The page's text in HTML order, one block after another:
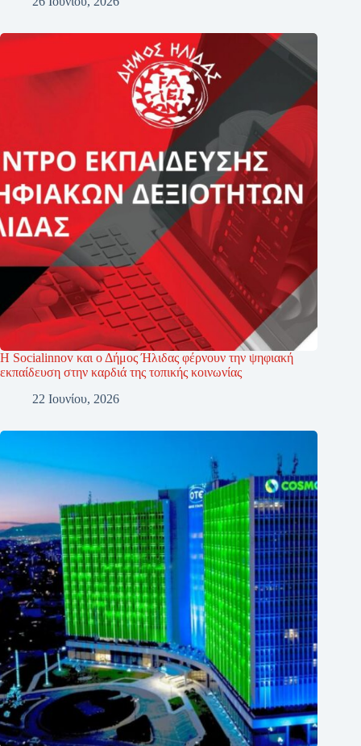
Η Socialinnov και ο Δήμος Ήλιδας φέρνουν την ψηφιακή
εκπαίδευση στην καρδιά της τοπικής κοινωνίας
22 Ιουνίου, 2026